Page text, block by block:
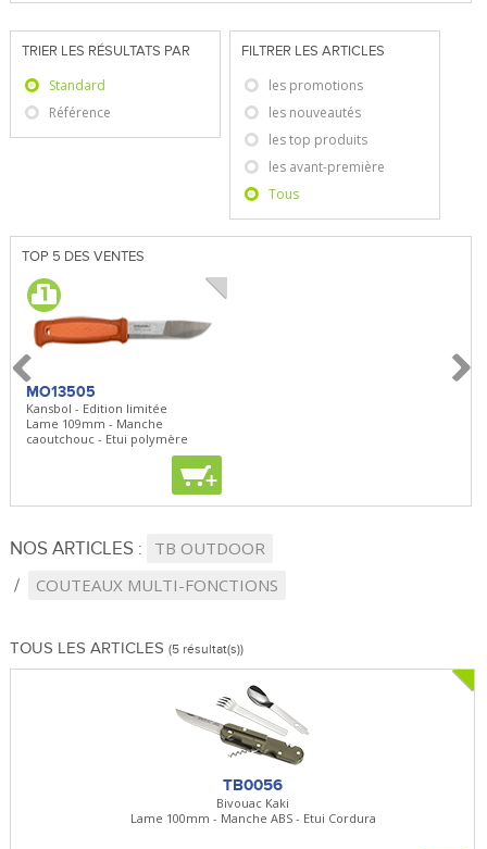
TRIER LES RÉSULTATS PAR
Standard
Référence
FILTRER LES ARTICLES
les promotions
les nouveautés
les top produits
les avant-première
Tous
TOP 5 DES VENTES
MO13505
Kansbol - Edition limitée
Lame 109mm - Manche
caoutchouc - Etui polymère
+
NOS ARTICLES :
TB OUTDOOR
COUTEAUX MULTI-FONCTIONS
TOUS LES ARTICLES (5 résultat(s))
TB0056
Bivouac Kaki
Lame 100mm - Manche ABS - Etui Cordura